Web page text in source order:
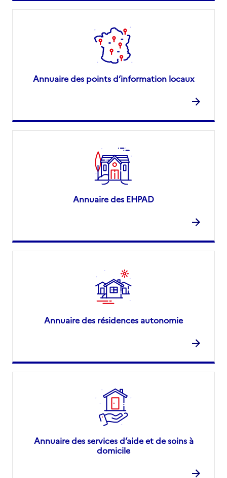
Annuaire des points d’information locaux
Annuaire des EHPAD
Annuaire des résidences autonomie
Annuaire des services d’aide et de soins à
domicile